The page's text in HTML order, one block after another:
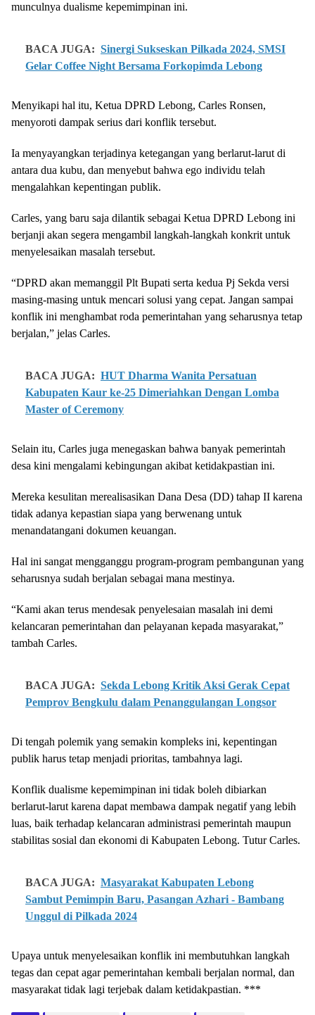
munculnya dualisme kepemimpinan ini.
BACA JUGA: Sinergi Sukseskan Pilkada 2024, SMSI
Gelar Coffee Night Bersama Forkopimda Lebong
Menyikapi hal itu, Ketua DPRD Lebong, Carles Ronsen,
menyoroti dampak serius dari konflik tersebut.
Ia menyayangkan terjadinya ketegangan yang berlarut-larut di
antara dua kubu, dan menyebut bahwa ego individu telah
mengalahkan kepentingan publik.
Carles, yang baru saja dilantik sebagai Ketua DPRD Lebong ini
berjanji akan segera mengambil langkah-langkah konkrit untuk
menyelesaikan masalah tersebut.
“DPRD akan memanggil Plt Bupati serta kedua Pj Sekda versi
masing-masing untuk mencari solusi yang cepat. Jangan sampai
konflik ini menghambat roda pemerintahan yang seharusnya tetap
berjalan,” jelas Carles.
BACA JUGA: HUT Dharma Wanita Persatuan
Kabupaten Kaur ke-25 Dimeriahkan Dengan Lomba
Master of Ceremony
Selain itu, Carles juga menegaskan bahwa banyak pemerintah
desa kini mengalami kebingungan akibat ketidakpastian ini.
Mereka kesulitan merealisasikan Dana Desa (DD) tahap II karena
tidak adanya kepastian siapa yang berwenang untuk
menandatangani dokumen keuangan.
Hal ini sangat mengganggu program-program pembangunan yang
seharusnya sudah berjalan sebagai mana mestinya.
“Kami akan terus mendesak penyelesaian masalah ini demi
kelancaran pemerintahan dan pelayanan kepada masyarakat,”
tambah Carles.
BACA JUGA: Sekda Lebong Kritik Aksi Gerak Cepat
Pemprov Bengkulu dalam Penanggulangan Longsor
Di tengah polemik yang semakin kompleks ini, kepentingan
publik harus tetap menjadi prioritas, tambahnya lagi.
Konflik dualisme kepemimpinan ini tidak boleh dibiarkan
berlarut-larut karena dapat membawa dampak negatif yang lebih
luas, baik terhadap kelancaran administrasi pemerintah maupun
stabilitas sosial dan ekonomi di Kabupaten Lebong. Tutur Carles.
BACA JUGA: Masyarakat Kabupaten Lebong
Sambut Pemimpin Baru, Pasangan Azhari - Bambang
Unggul di Pilkada 2024
Upaya untuk menyelesaikan konflik ini membutuhkan langkah
tegas dan cepat agar pemerintahan kembali berjalan normal, dan
masyarakat tidak lagi terjebak dalam ketidakpastian. ***